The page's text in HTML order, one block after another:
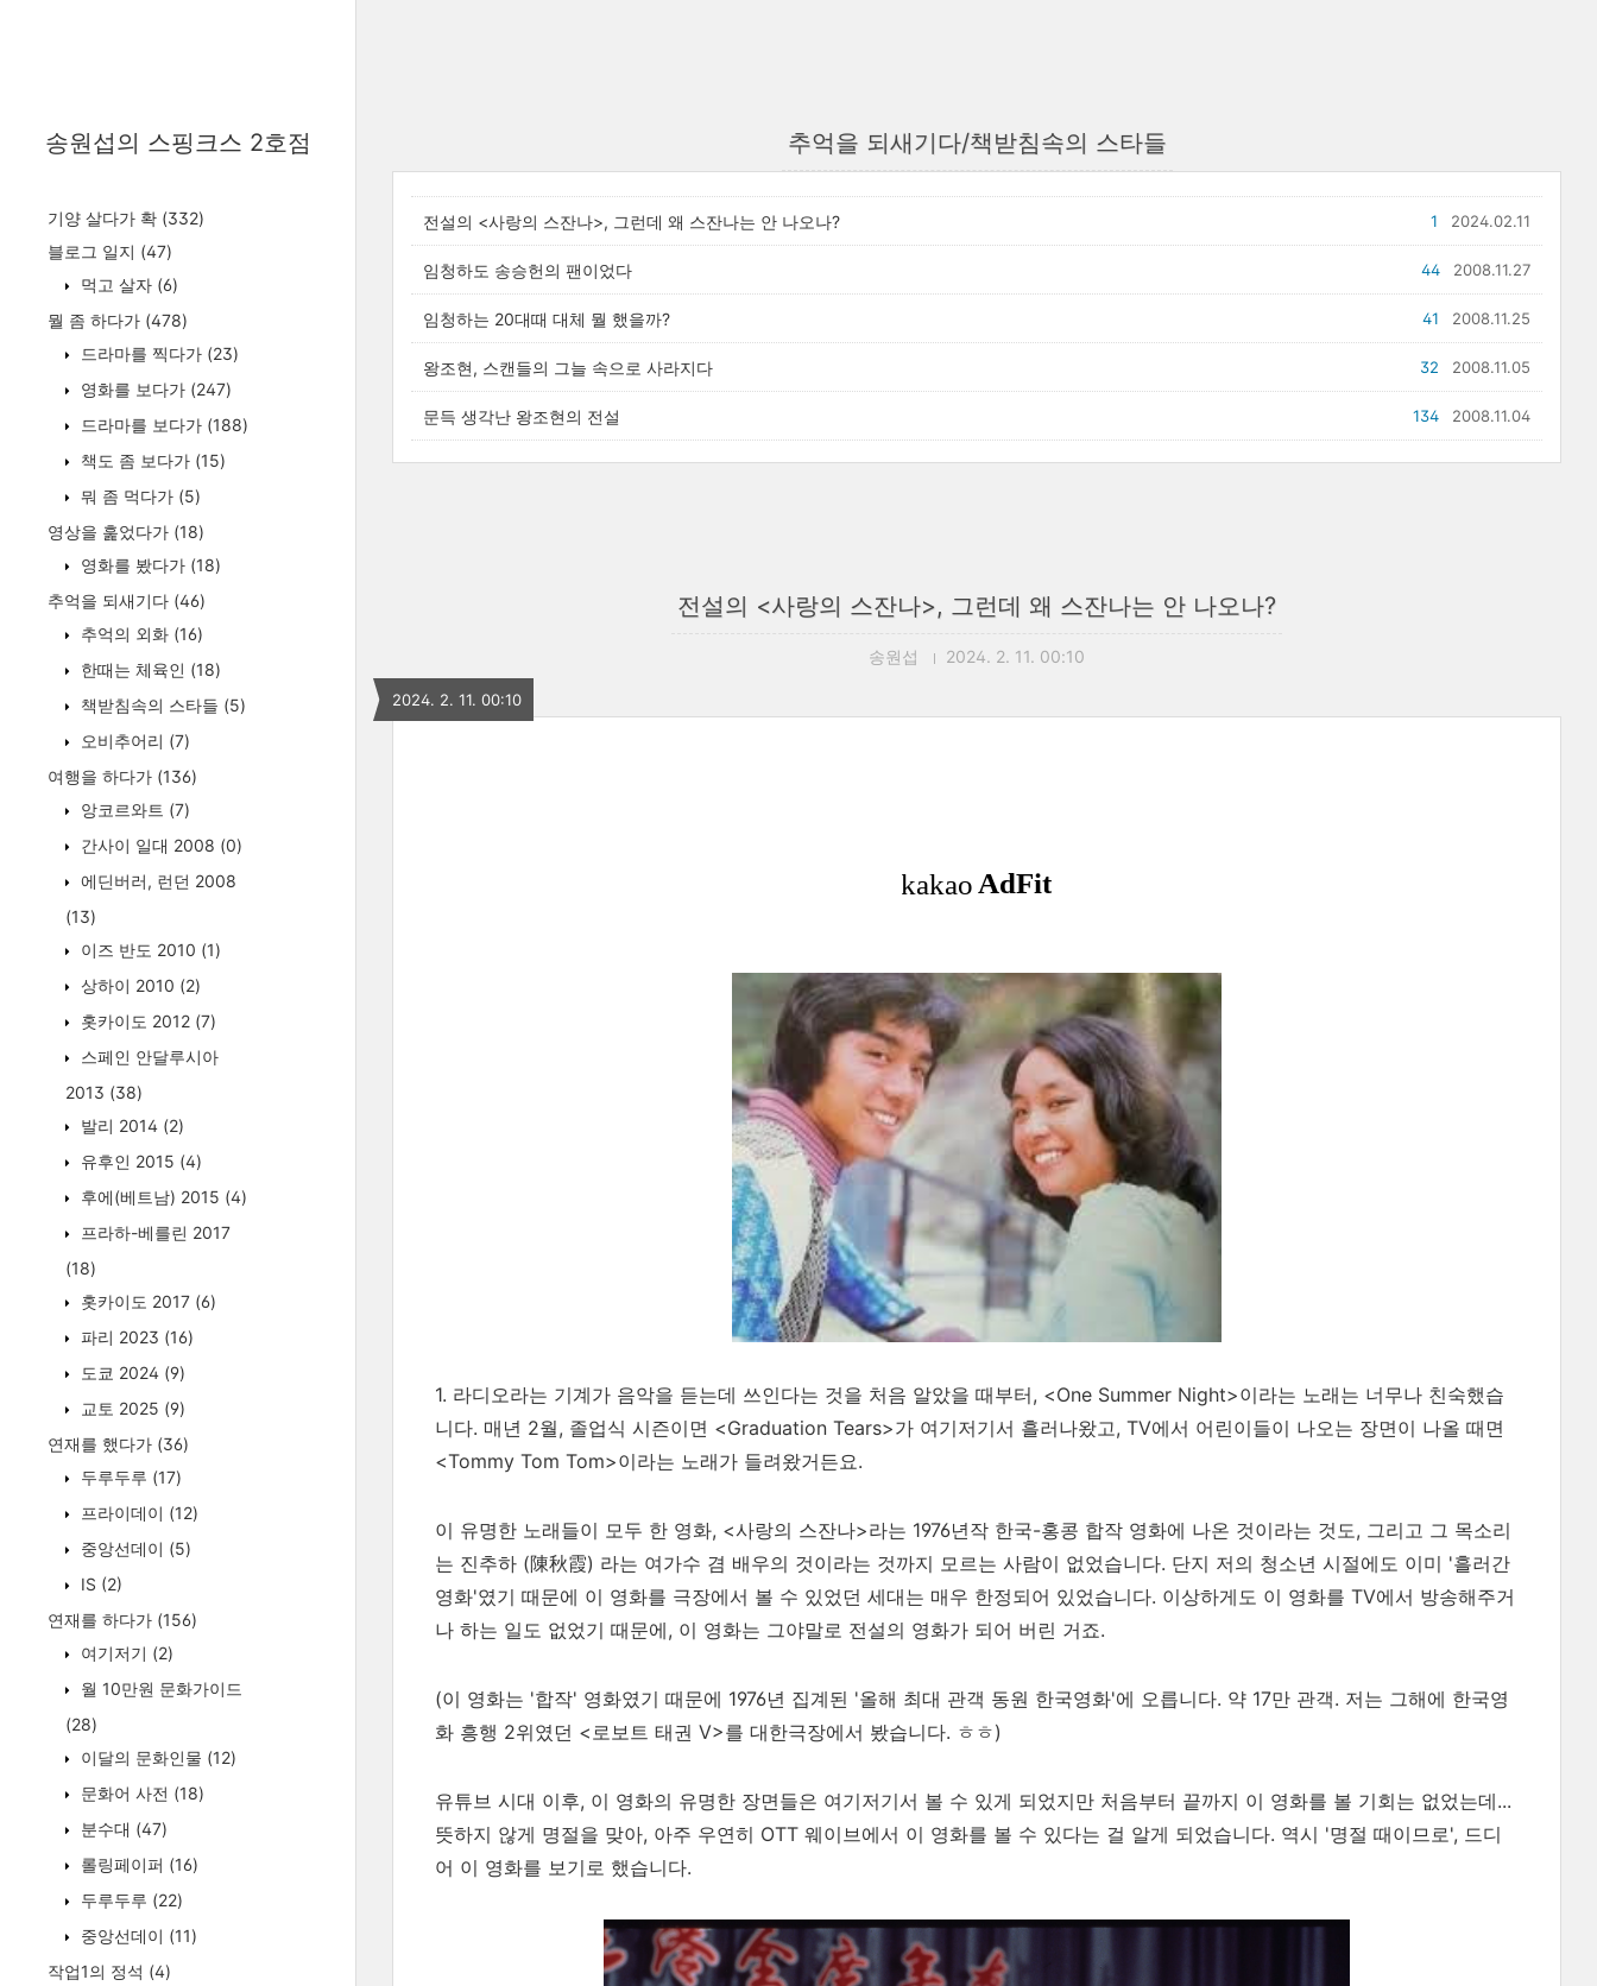
송원섭의 스핑크스 2호점
기양 살다가 확 (332)
블로그 일지 (47)
먹고 살자 (6)
뭘 좀 하다가 (478)
드라마를 찍다가 (23)
영화를 보다가 (247)
드라마를 보다가 (188)
책도 좀 보다가 (15)
뭐 좀 먹다가 (5)
영상을 훑었다가 (18)
영화를 봤다가 (18)
추억을 되새기다 (46)
추억의 외화 (16)
한때는 체육인 (18)
책받침속의 스타들 (5)
오비추어리 (7)
여행을 하다가 (136)
앙코르와트 (7)
간사이 일대 2008 (0)
에딘버러, 런던 2008
(13)
이즈 반도 2010 (1)
상하이 2010 (2)
홋카이도 2012 (7)
스페인 안달루시아
2013 (38)
발리 2014 (2)
유후인 2015 (4)
후에(베트남) 2015 (4)
프라하-베를린 2017
(18)
홋카이도 2017 (6)
파리 2023 (16)
도쿄 2024 (9)
교토 2025 (9)
연재를 했다가 (36)
두루두루 (17)
프라이데이 (12)
중앙선데이 (5)
IS (2)
연재를 하다가 (156)
여기저기 (2)
월 10만원 문화가이드
(28)
이달의 문화인물 (12)
문화어 사전 (18)
분수대 (47)
롤링페이퍼 (16)
두루두루 (22)
중앙선데이 (11)
작업1의 정석 (4)
추억을 되새기다/책받침속의 스타들
전설의 <사랑의 스잔나>, 그런데 왜 스잔나는 안 나오나? 2024.02.11
1
임청하도 송승헌의 팬이었다 2008.11.27
44
임청하는 20대때 대체 뭘 했을까? 2008.11.25
41
왕조현, 스캔들의 그늘 속으로 사라지다 2008.11.05
32
문득 생각난 왕조현의 전설 2008.11.04
134
전설의 <사랑의 스잔나>, 그런데 왜 스잔나는 안 나오나?
송원섭 2024. 2. 11. 00:10
2024. 2. 11. 00:10
1. 라디오라는 기계가 음악을 듣는데 쓰인다는 것을 처음 알았을 때부터, <One Summer Night>이라는 노래는 너무나 친숙했습
니다. 매년 2월, 졸업식 시즌이면 <Graduation Tears>가 여기저기서 흘러나왔고, TV에서 어린이들이 나오는 장면이 나올 때면
<Tommy Tom Tom>이라는 노래가 들려왔거든요.
이 유명한 노래들이 모두 한 영화, <사랑의 스잔나>라는 1976년작 한국-홍콩 합작 영화에 나온 것이라는 것도, 그리고 그 목소리
는 진추하 (陳秋霞) 라는 여가수 겸 배우의 것이라는 것까지 모르는 사람이 없었습니다. 단지 저의 청소년 시절에도 이미 '흘러간
영화'였기 때문에 이 영화를 극장에서 볼 수 있었던 세대는 매우 한정되어 있었습니다. 이상하게도 이 영화를 TV에서 방송해주거
나 하는 일도 없었기 때문에, 이 영화는 그야말로 전설의 영화가 되어 버린 거죠.
(이 영화는 '합작' 영화였기 때문에 1976년 집계된 '올해 최대 관객 동원 한국영화'에 오릅니다. 약 17만 관객. 저는 그해에 한국영
화 흥행 2위였던 <로보트 태권 V>를 대한극장에서 봤습니다. ㅎㅎ)
유튜브 시대 이후, 이 영화의 유명한 장면들은 여기저기서 볼 수 있게 되었지만 처음부터 끝까지 이 영화를 볼 기회는 없었는데...
뜻하지 않게 명절을 맞아, 아주 우연히 OTT 웨이브에서 이 영화를 볼 수 있다는 걸 알게 되었습니다. 역시 '명절 때이므로', 드디
어 이 영화를 보기로 했습니다.